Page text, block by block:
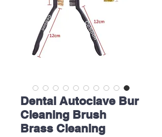
Dental Autoclave Bur
Cleaning Brush
Brass Cleaning